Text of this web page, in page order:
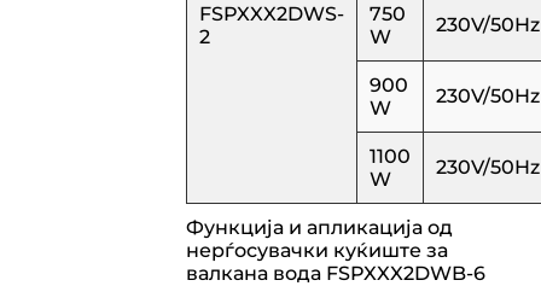
FSPXXX2DWS-
2
750
W
230V/50Hz
900
W
230V/50Hz
1100
W
230V/50Hz
Функција и апликација од
нерѓосувачки куќиште за
валкана вода FSPXXX2DWB-6